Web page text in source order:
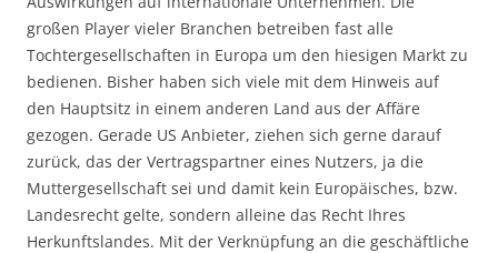
großen Player vieler Branchen betreiben fast alle
Tochtergesellschaften in Europa um den hiesigen Markt zu
bedienen. Bisher haben sich viele mit dem Hinweis auf
den Hauptsitz in einem anderen Land aus der Affäre
gezogen. Gerade US Anbieter, ziehen sich gerne darauf
zurück, das der Vertragspartner eines Nutzers, ja die
Muttergesellschaft sei und damit kein Europäisches, bzw.
Landesrecht gelte, sondern alleine das Recht Ihres
Herkunftslandes. Mit der Verknüpfung an die geschäftliche